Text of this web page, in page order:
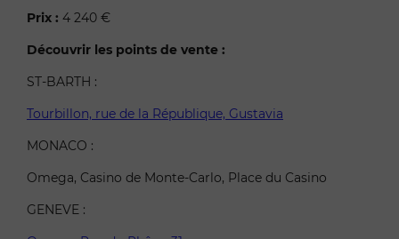
Prix : 4 240 €
Découvrir les points de vente :
ST-BARTH :
Tourbillon, rue de la République, Gustavia
MONACO :
Omega, Casino de Monte-Carlo, Place du Casino
GENEVE :